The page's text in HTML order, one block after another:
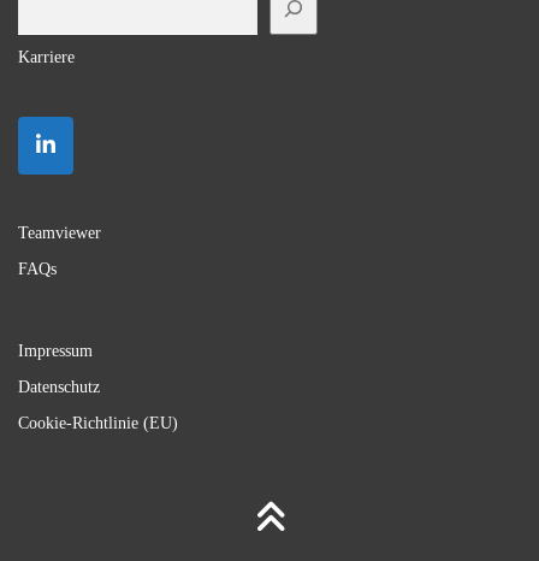
Karriere
Teamviewer
FAQs
Impressum
Datenschutz
Cookie-Richtlinie (EU)